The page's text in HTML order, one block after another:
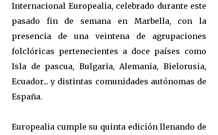
Internacional Europealia, celebrado durante este
pasado fin de semana en Marbella, con la
presencia de una veintena de agrupaciones
folclóricas pertenecientes a doce países como
Isla de pascua, Bulgaria, Alemania, Bielorusia,
Ecuador... y distintas comunidades autónomas de
España.
Europealia cumple su quinta edición llenando de